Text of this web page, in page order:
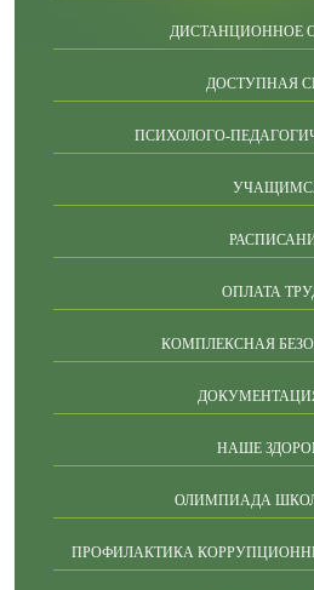
ДИСТАНЦИОННОЕ
ДОСТУПНАЯ
ПСИХОЛОГО-
ОПЛАТА
КОМПЛЕКСНАЯ
НАШЕ
ОЛИМПИАДА
ПРОФИЛАКТИКА